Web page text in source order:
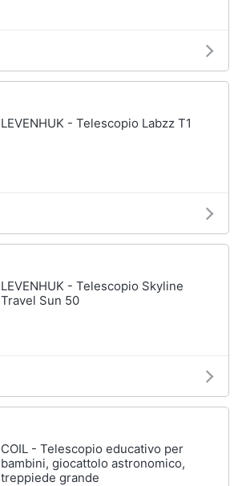
LEVENHUK - Telescopio Labzz T1
LEVENHUK - Telescopio Skyline
Travel Sun 50
COIL - Telescopio educativo per
bambini, giocattolo astronomico,
treppiede grande